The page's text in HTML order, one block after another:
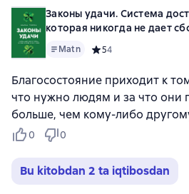
Законы удачи. Система
которая никогда не дает
Matn Средний рейтинг 5 на
54
Благосостояние приходит к
что нужно людям и за что они
больше, чем кому-либо
0 0
Bu kitobdan 2 ta iqtibosdan